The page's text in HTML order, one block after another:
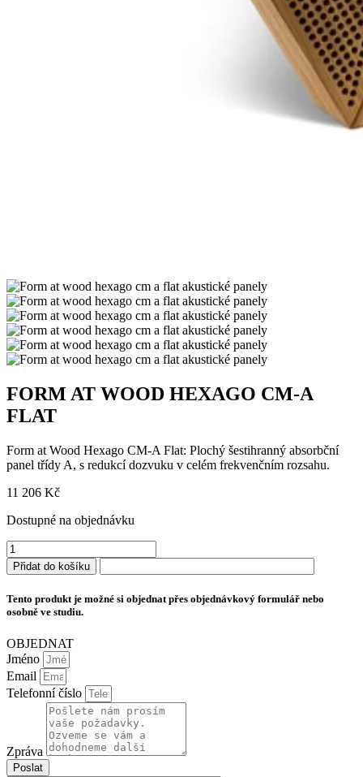
FORM AT WOOD HEXAGO CM-A
FLAT
Form at Wood Hexago CM-A Flat: Plochý šestihranný absorbční
panel třídy A, s redukcí dozvuku v celém frekvenčním rozsahu.
11 206 Kč
Dostupné na objednávku
FORM
AT
WOOD
CM-
A
množství
Přidat do košíku
Tento produkt je možné si objednat přes objednávkový formulář nebo
osobně ve studiu.
OBJEDNAT
Jméno
Email
Telefonní číslo
Zpráva
Poslat